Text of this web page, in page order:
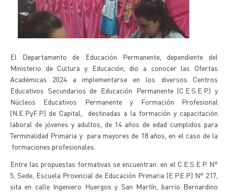
El Departamento de Educación Permanente, dependiente del
Ministerio de Cultura y Educación, dio a conocer las Ofertas
Académicas 2024 a implementarse en los diversos Centros
Educativos Secundarios de Educación Permanente (C.E.S.E.P.) y
Núcleos Educativos Permanente y Formación Profesional
(N.E.P.yF.P.) de Capital, destinadas a la formación y capacitación
laboral de jóvenes y adultos, de 14 años de edad cumplidos para
Terminalidad Primaria y para mayores de 18 años, en el caso de la
formaciones profesionales.
Entre las propuestas formativas se encuentran: en el C.E.S.E.P. N°
5, Sede, Escuela Provincial de Educación Primaria (E.P.E.P.) N° 217,
sita en calle Ingeniero Huergos y San Martín, barrio Bernardino